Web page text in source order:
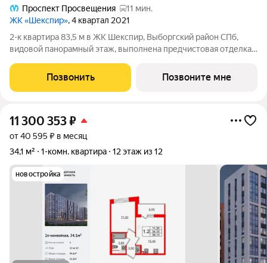
Проспект Просвещения
11 мин.
ЖК «Шекспир», 4 квартал 2021
2-к квартира 83,5 м в ЖК Шекспир, Выборгский район СПб,
видовой панорамный этаж, выполнена предчистовая отделка.
просторную видовую квартиру с большой кухней-гостиной,
двумя отдельными комнатами и
Позвонить Позвоните мне
11 300 353₽
от 40 595 ₽ в месяц
34,1 м²
1-комн. квартира 12 этаж из 12
новостройка